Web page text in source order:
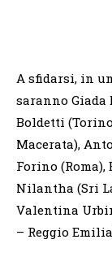
A sfidarsi, in
saranno
Boldetti
Macerata),
Forino
Nilantha (Sri
Valentina
– Reggio